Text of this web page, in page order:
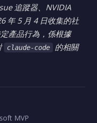
追蹤器、NVIDIA
年 5 月 4 日收集的社
產品行為，係根據
claude-code
的相關
MVP